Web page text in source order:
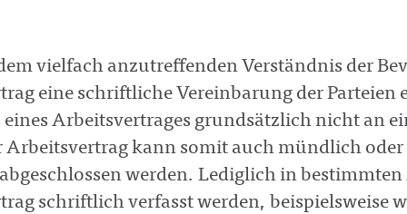
vielfach anzutreffenden Verständnis der
eine schriftliche Vereinbarung der Parteien
Arbeitsvertrages grundsätzlich nicht an
Arbeitsvertrag kann somit auch mündlich oder
werden. Lediglich in
schriftlich verfasst werden, beispielsweise